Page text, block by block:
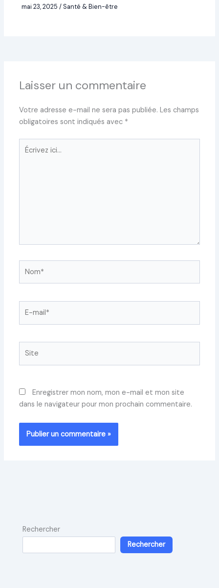
mai 23, 2025/Santé & Bien-être
Laisser un commentaire
Votre adresse e-mail ne sera pas publiée. Les champs
obligatoires sont indiqués avec *
Écrivez
ici…
mail*
Enregistrer mon nom, mon e-mail et mon site
dans le navigateur pour mon prochain commentaire.
Rechercher
Rechercher